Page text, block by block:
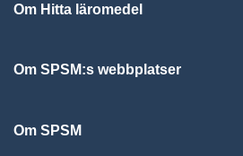
Om Hitta läromedel
Om SPSM:s webbplatser
Om SPSM